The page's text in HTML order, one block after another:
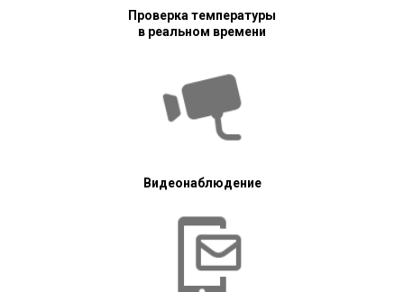
Проверка температуры
в реальном времени
Видеонаблюдение